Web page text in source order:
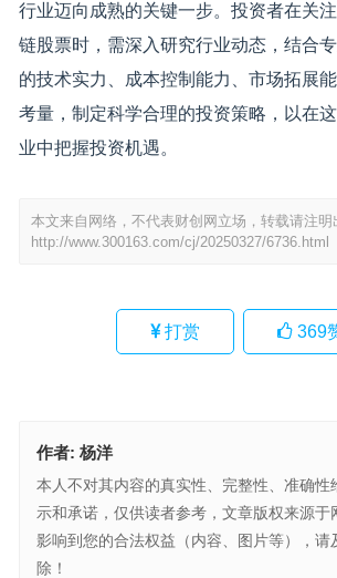
行业迈向成熟的关键一步。投资者在关
链股票时，需深入研究行业动态，结合
的技术实力、成本控制能力、市场拓展
考量，制定科学合理的投资策略，以在
业中把握投资机遇。
本文来自网络，不代表财创网立场，转载请注明
http://www.300163.com/cj/20250327/6736.html
打赏 369
作者: 杨洋
本人不对其内容的真实性、完整性、准确性
示和承诺，仅供读者参考，文章版权来源于
影响到您的合法权益（内容、图片等），请
除！